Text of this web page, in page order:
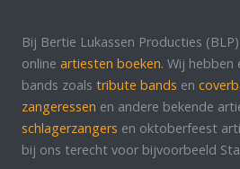
Bij Bertie Lukassen Producties
online artiesten boeken. Wij hebben
bands zoals tribute bands en
zangeressen en andere bekende
schlagerzangers en oktoberfeest
bij ons terecht voor bijvoorbeeld